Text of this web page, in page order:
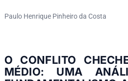
Paulo Henrique Pinheiro da Costa
O CONFLITO
MÉDIO: UMA